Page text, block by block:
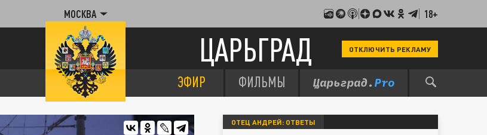
МОСКВА 18+
ЦАРЬГРАД ОТКЛЮЧИТЬ РЕКЛАМУ
ЭФИР ФИЛЬМЫ
ОТЕЦ АНДРЕЙ: ОТВЕТЫ